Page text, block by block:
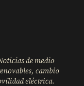
de medio
cambio
eléctrica.